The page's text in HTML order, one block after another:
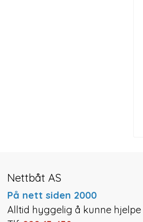
Nettbåt AS
På nett siden 2000
Alltid hyggelig å kunne hjelpe